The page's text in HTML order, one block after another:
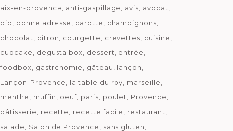
aix-en-provence
anti-gaspillage avis
avocat
bio
bonne adresse carotte
champignons
chocolat
citron courgette crevettes
cuisine
cupcake
degusta box dessert
entrée
foodbox
gastronomie gâteau
lançon
Lançon-Provence
la table du roy
marseille
menthe
muffin oeuf paris poulet
Provence
pâtisserie
recette recette facile
restaurant
salade
Salon de Provence
sans gluten